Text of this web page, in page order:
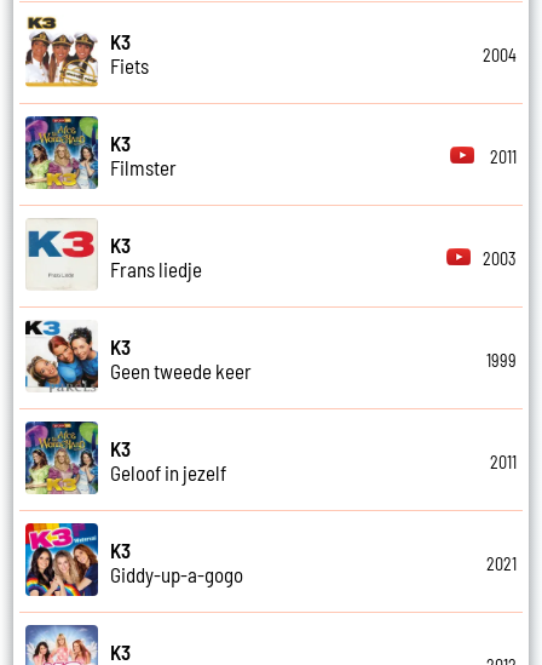
K3
Fiets
2004
K3
Filmster
2011
K3
Frans liedje
2003
K3
Geen tweede keer
1999
K3
Geloof in jezelf
2011
K3
Giddy-up-a-gogo
2021
K3